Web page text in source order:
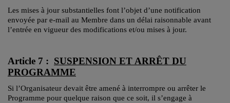
Les mises à jour substantielles font l’objet d’une notification
envoyée par e-mail au Membre dans un délai raisonnable avant
l’entrée en vigueur des modifications et/ou mises à jour.
Article 7 : SUSPENSION ET ARRÊT DU
PROGRAMME
Si l’Organisateur devait être amené à interrompre ou arrêter le
Programme pour quelque raison que ce soit, il s’engage à